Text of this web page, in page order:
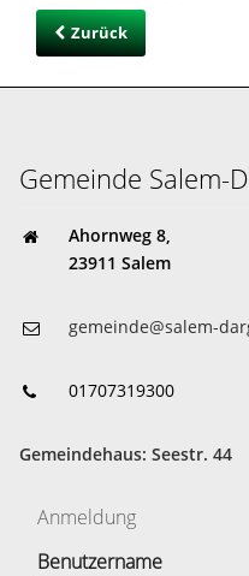
Zurück
Gemeinde Salem-
Ahornweg 8,
23911 Salem
gemeinde@salem-
01707319300
Gemeindehaus: Seestr. 44
Anmeldung
Benutzername